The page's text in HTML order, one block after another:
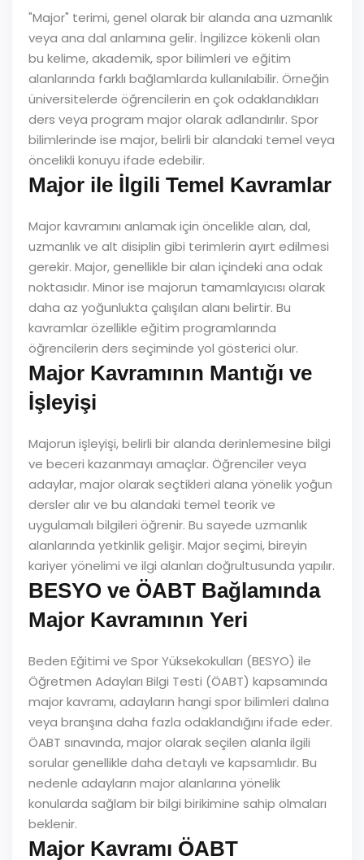
"Major" terimi, genel olarak bir alanda ana uzmanlık
veya ana dal anlamına gelir. İngilizce kökenli olan
bu kelime, akademik, spor bilimleri ve eğitim
alanlarında farklı bağlamlarda kullanılabilir. Örneğin
üniversitelerde öğrencilerin en çok odaklandıkları
ders veya program major olarak adlandırılır. Spor
bilimlerinde ise major, belirli bir alandaki temel veya
öncelikli konuyu ifade edebilir.
Major ile İlgili Temel Kavramlar
Major kavramını anlamak için öncelikle alan, dal,
uzmanlık ve alt disiplin gibi terimlerin ayırt edilmesi
gerekir. Major, genellikle bir alan içindeki ana odak
noktasıdır. Minor ise majorun tamamlayıcısı olarak
daha az yoğunlukta çalışılan alanı belirtir. Bu
kavramlar özellikle eğitim programlarında
öğrencilerin ders seçiminde yol gösterici olur.
Major Kavramının Mantığı ve
İşleyişi
Majorun işleyişi, belirli bir alanda derinlemesine bilgi
ve beceri kazanmayı amaçlar. Öğrenciler veya
adaylar, major olarak seçtikleri alana yönelik yoğun
dersler alır ve bu alandaki temel teorik ve
uygulamalı bilgileri öğrenir. Bu sayede uzmanlık
alanlarında yetkinlik gelişir. Major seçimi, bireyin
kariyer yönelimi ve ilgi alanları doğrultusunda yapılır.
BESYO ve ÖABT Bağlamında
Major Kavramının Yeri
Beden Eğitimi ve Spor Yüksekokulları (BESYO) ile
Öğretmen Adayları Bilgi Testi (ÖABT) kapsamında
major kavramı, adayların hangi spor bilimleri dalına
veya branşına daha fazla odaklandığını ifade eder.
ÖABT sınavında, major olarak seçilen alanla ilgili
sorular genellikle daha detaylı ve kapsamlıdır. Bu
nedenle adayların major alanlarına yönelik
konularda sağlam bir bilgi birikimine sahip olmaları
beklenir.
Major Kavramı ÖABT